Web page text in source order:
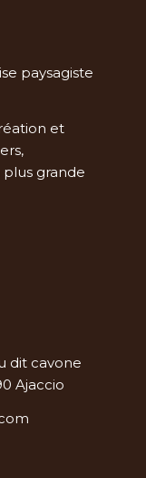
paysagiste
et
grande
dit cavone
Ajaccio